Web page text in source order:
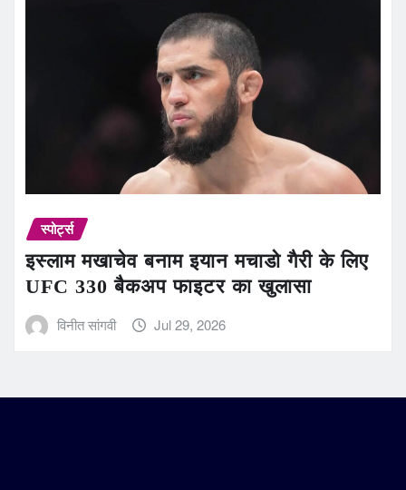
स्पोर्ट्स
इस्लाम मखाचेव बनाम इयान मचाडो गैरी के लिए
UFC 330 बैकअप फाइटर का खुलासा
विनीत सांगवी Jul 29, 2026